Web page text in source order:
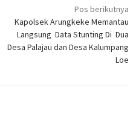
Pos berikutnya
Kapolsek Arungkeke Memantau
Langsung Data Stunting Di Dua
Desa Palajau dan Desa Kalumpang
Loe